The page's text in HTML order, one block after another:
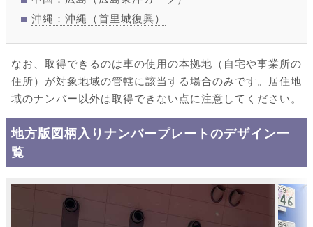
沖縄：沖縄（首里城復興）
なお、取得できるのは車の使用の本拠地（自宅や事業所の
住所）が対象地域の管轄に該当する場合のみです。居住地
域のナンバー以外は取得できない点に注意してください。
地方版図柄入りナンバープレートのデザイン一
覧